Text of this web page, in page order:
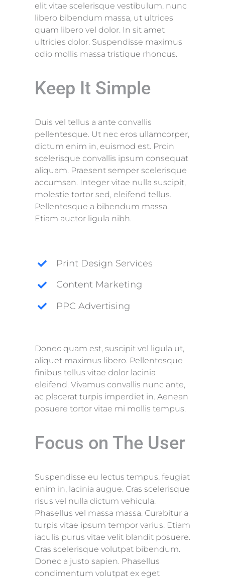
elit vitae scelerisque vestibulum, nunc
libero bibendum massa, ut ultrices
quam libero vel dolor. In sit amet
ultricies dolor. Suspendisse maximus
odio mollis massa tristique rhoncus.
Keep It Simple
Duis vel tellus a ante convallis
pellentesque. Ut nec eros ullamcorper,
dictum enim in, euismod est. Proin
scelerisque convallis ipsum consequat
aliquam. Praesent semper scelerisque
accumsan. Integer vitae nulla suscipit,
molestie tortor sed, eleifend tellus.
Pellentesque a bibendum massa.
Etiam auctor ligula nibh.
Print Design Services
Content Marketing
PPC Advertising
Donec quam est, suscipit vel ligula ut,
aliquet maximus libero. Pellentesque
finibus tellus vitae dolor lacinia
eleifend. Vivamus convallis nunc ante,
ac placerat turpis imperdiet in. Aenean
posuere tortor vitae mi mollis tempus.
Focus on The User
Suspendisse eu lectus tempus, feugiat
enim in, lacinia augue. Cras scelerisque
risus vel nulla dictum vehicula.
Phasellus vel massa massa. Curabitur a
turpis vitae ipsum tempor varius. Etiam
iaculis purus vitae velit blandit posuere.
Cras scelerisque volutpat bibendum.
Donec a justo sapien. Phasellus
condimentum volutpat ex eget